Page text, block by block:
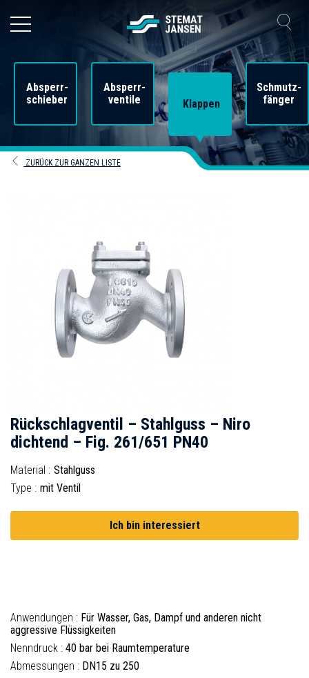
Absperr-
schieber
Absperr-
ventile
Klappen
Schmutz-
fänger
ZURÜCK ZUR GANZEN LISTE
Rückschlagventil – Stahlguss – Niro
dichtend – Fig. 261/651 PN40
Material : Stahlguss
Type : mit Ventil
Ich bin interessiert
Anwendungen : Für Wasser, Gas, Dampf und anderen nicht
aggressive Flüssigkeiten
Nenndruck : 40 bar bei Raumtemperature
Abmessungen : DN15 zu 250